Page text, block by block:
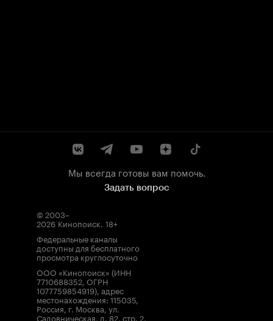
Мы всегда готовы вам помочь.
Задать вопрос
© 2003–
2026 Кинопоиск 18+
Федеральные каналы
доступны для бесплатного
просмотра круглосуточно
ООО «Кинопоиск» (ИНН
7710688352, ОГРН
1077759854919), адрес
местонахождения: 115035,
Россия, г. Москва, ул.
Садовническая, д. 82, стр. 2,